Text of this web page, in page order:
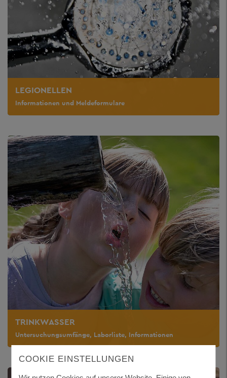
LEGIONELLEN
Informationen und Meldeformulare
TRINKWASSER
Untersuchungsumfänge, Laborliste, Informationen
COOKIE EINSTELLUNGEN